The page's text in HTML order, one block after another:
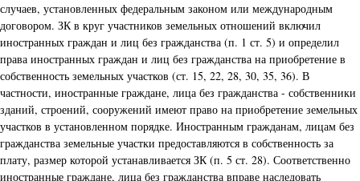
случаев, установленных федеральным законом или международным
договором. ЗК в круг участников земельных отношений включил
иностранных граждан и лиц без гражданства (п. 1 ст. 5) и определил
права иностранных граждан и лиц без гражданства на приобретение в
собственность земельных участков (ст. 15, 22, 28, 30, 35, 36). В
частности, иностранные граждане, лица без гражданства - собственники
зданий, строений, сооружений имеют право на приобретение земельных
участков в установленном порядке. Иностранным гражданам, лицам без
гражданства земельные участки предоставляются в собственность за
плату, размер которой устанавливается ЗК (п. 5 ст. 28). Соответственно
иностранные граждане, лица без гражданства вправе наследовать